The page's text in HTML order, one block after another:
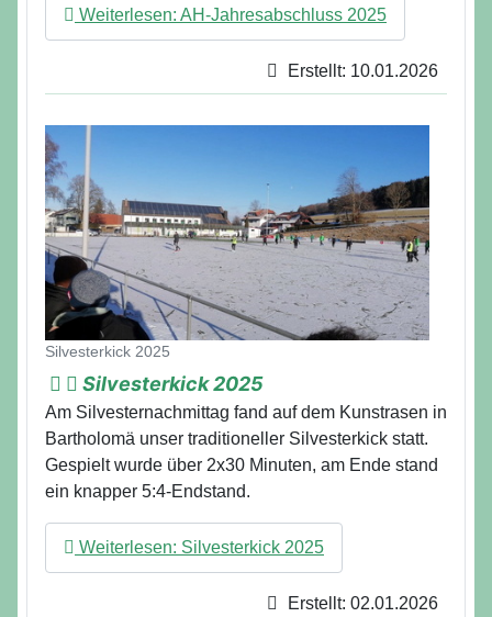
Weiterlesen: AH-Jahresabschluss 2025
Erstellt: 10.01.2026
Details
Silvesterkick 2025
Silvesterkick 2025
Am Silvesternachmittag fand auf dem Kunstrasen in
Bartholomä unser traditioneller Silvesterkick statt.
Gespielt wurde über 2x30 Minuten, am Ende stand
ein knapper 5:4-Endstand.
Weiterlesen: Silvesterkick 2025
Erstellt: 02.01.2026